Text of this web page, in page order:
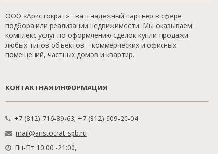
ООО «Аристократ» - ваш надежный партнер в сфере
подбора или реализации недвижимости. Мы оказываем
комплекс услуг по оформлению сделок купли-продажи
любых типов объектов – коммерческих и офисных
помещений, частных домов и квартир.
КОНТАКТНАЯ ИНФОРМАЦИЯ
+7 (812) 716-89-63; +7 (812) 909-20-04
mail@aristocrat-spb.ru
Пн-Пт 10:00 -21:00,